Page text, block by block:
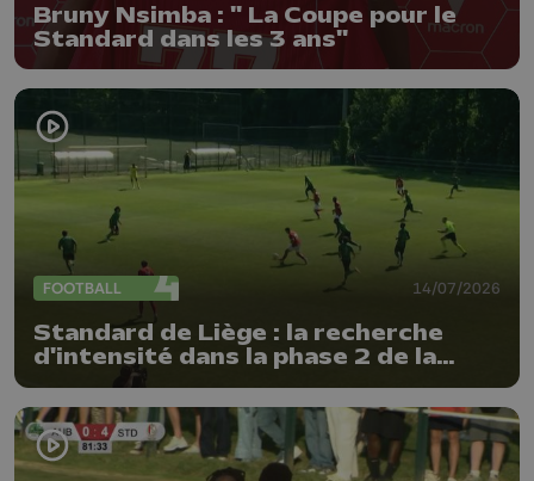
Bruny Nsimba : " La Coupe pour le
Standard dans les 3 ans"
FOOTBALL 14/07/2026
Standard de Liège : la recherche
d'intensité dans la phase 2 de la
préparation